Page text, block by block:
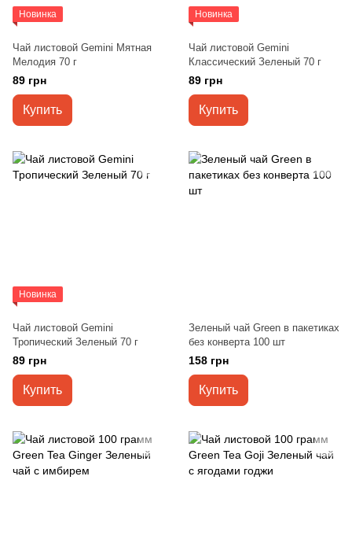
Новинка
Чай листовой Gemini Мятная
Мелодия 70 г
89 грн
Купить
Новинка
Чай листовой Gemini
Классический Зеленый 70 г
89 грн
Купить
Новинка
Чай листовой Gemini
Тропический Зеленый 70 г
89 грн
Купить
Зеленый чай Green в пакетиках
без конверта 100 шт
158 грн
Купить